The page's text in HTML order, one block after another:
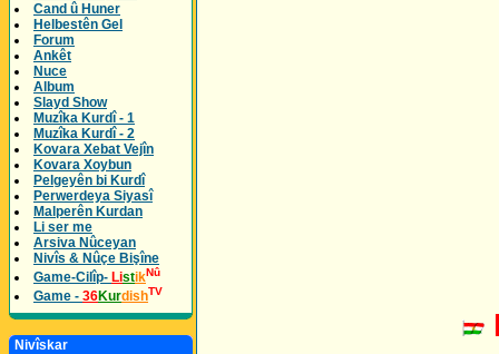
Cand û Huner
Helbestên Gel
Forum
Ankêt
Nuce
Album
Slayd Show
Muzîka Kurdî - 1
Muzîka Kurdî - 2
Kovara Xebat Vejîn
Kovara Xoybun
Pelgeyên bi Kurdî
Perwerdeya Siyasî
Malperên Kurdan
Li ser me
Arsiva Nûceyan
Nivîs & Nûçe Bişîne
Game-Cilîp- ListikNû
Game - 36KurdishTV
Nivîskar